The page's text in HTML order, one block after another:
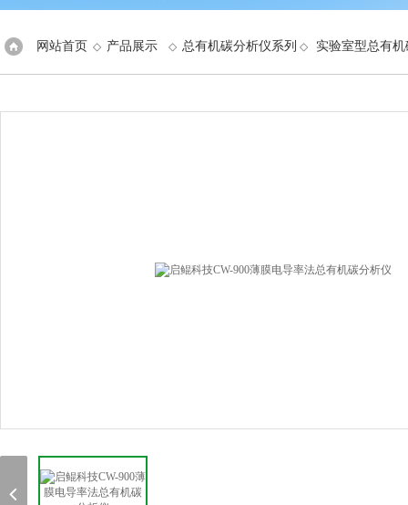
网站首页 ◇ 产品展示 ◇ 总有机碳分析仪系列 ◇ 实验室型总有